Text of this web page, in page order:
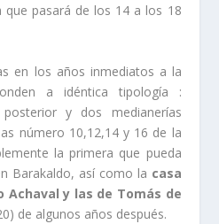
pasará de los 14 a los 18
en los años inmediatos a la
a idéntica tipologí­a :
y dos medianerí­as
número 10,12,14 y 16 de la
la primera que pueda
Barakaldo, así­ como la casa
Achaval y las de Tomás de
de algunos años después.